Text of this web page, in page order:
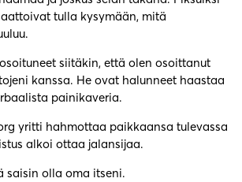
tulla kysymään, mitä
siitäkin, että olen osoittanut
kanssa. He ovat halunneet haastaa
painikaveria.
yritti hahmottaa paikkaansa tulevassa
alkoi ottaa jalansijaa.
saisin olla oma itseni.